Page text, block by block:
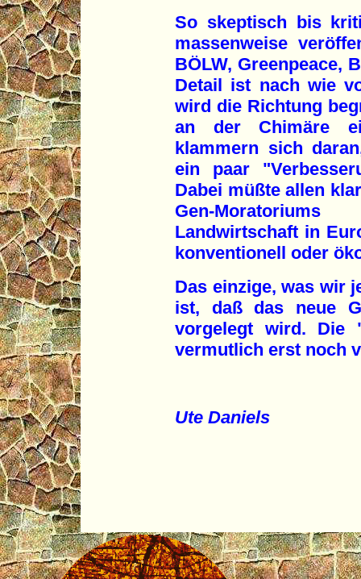
So skeptisch bis
massenweise
BÖLW, Greenpeace,
Detail ist nach wie
wird die Richtung
an der Chimäre
klammern sich
ein paar
Dabei müßte allen
Gen-
Landwirtschaft in
konventionell oder
Das einzige, was wir
ist, daß das neue
vorgelegt wird. Die
vermutlich erst noch
Ute Daniels